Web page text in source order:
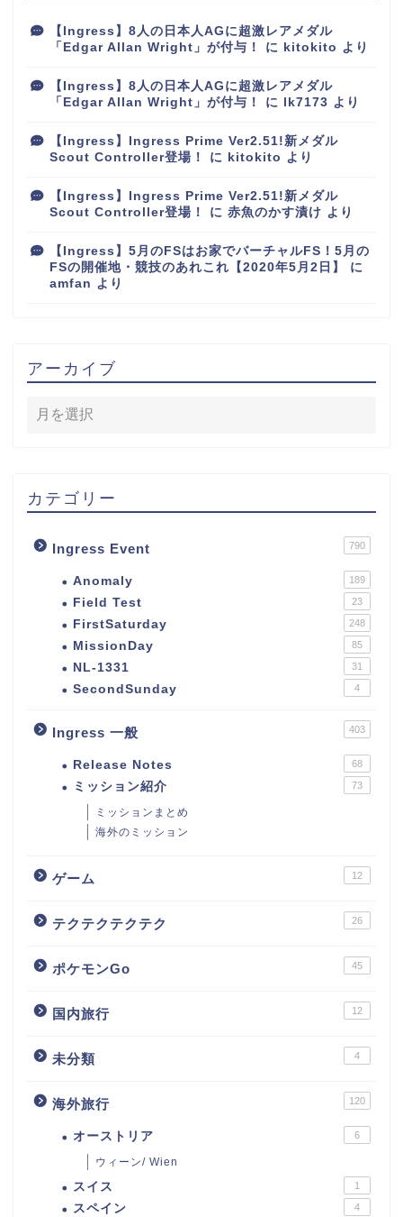
【Ingress】8人の日本人AGに超激レアメダル
「Edgar Allan Wright」が付与！
に kitokito より
【Ingress】8人の日本人AGに超激レアメダル
「Edgar Allan Wright」が付与！
に lk7173 より
【Ingress】Ingress Prime Ver2.51!新メダル
Scout Controller登場！
に kitokito より
【Ingress】Ingress Prime Ver2.51!新メダル
Scout Controller登場！
に 赤魚のかす漬け より
【Ingress】5月のFSはお家でバーチャルFS！5月の
FSの開催地・競技のあれこれ【2020年5月2日】
に
amfan より
アーカイブ
カテゴリー
Ingress Event 790
Anomaly 189
Field Test 23
FirstSaturday 248
MissionDay 85
NL-1331 31
SecondSunday 4
Ingress 一般 403
Release Notes 68
ミッション紹介 73
ミッションまとめ
海外のミッション
ゲーム 12
テクテクテクテク 26
ポケモンGo 45
国内旅行 12
未分類 4
海外旅行 120
オーストリア 6
ウィーン/ Wien
スイス 1
スペイン 4